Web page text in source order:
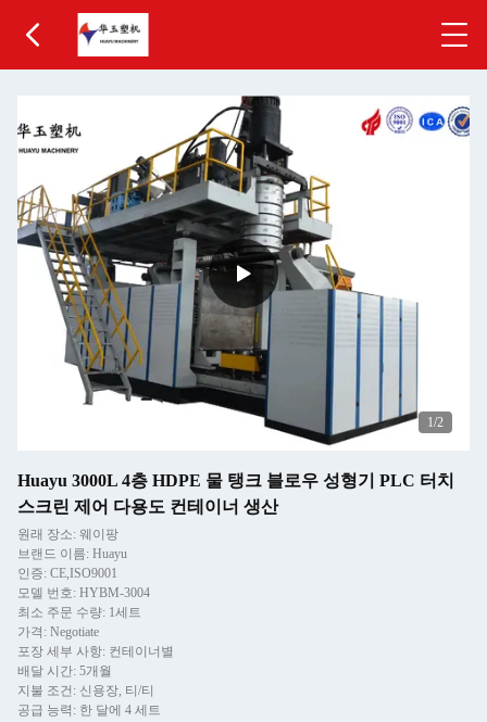
1/2
Huayu 3000L 4층 HDPE 물 탱크 블로우 성형기 PLC 터치
스크린 제어 다용도 컨테이너 생산
원래 장소: 웨이팡
브랜드 이름: Huayu
인증: CE,ISO9001
모델 번호: HYBM-3004
최소 주문 수량: 1세트
가격: Negotiate
포장 세부 사항: 컨테이너별
배달 시간: 5개월
지불 조건: 신용장, 티/티
공급 능력: 한 달에 4 세트